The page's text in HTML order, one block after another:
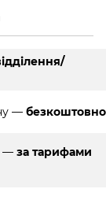
— безкоштовно
— за тарифами